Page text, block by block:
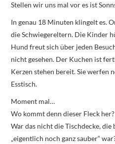
Stellen wir uns mal vor es ist
In genau 18 Minuten klingelt es.
die Schwiegereltern. Die Kinder
Hund freut sich über jeden
nicht gesehen. Der Kuchen ist
Kerzen stehen bereit. Sie werfen
Esstisch.
Moment mal…
Wo kommt denn dieser Fleck her?
War das nicht die Tischdecke,
„eigentlich noch ganz sauber“